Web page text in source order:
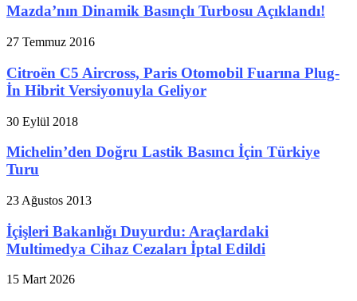
Mazda’nın Dinamik Basınçlı Turbosu Açıklandı!
27 Temmuz 2016
Citroën C5 Aircross, Paris Otomobil Fuarına Plug-
İn Hibrit Versiyonuyla Geliyor
30 Eylül 2018
Michelin’den Doğru Lastik Basıncı İçin Türkiye
Turu
23 Ağustos 2013
İçişleri Bakanlığı Duyurdu: Araçlardaki
Multimedya Cihaz Cezaları İptal Edildi
15 Mart 2026